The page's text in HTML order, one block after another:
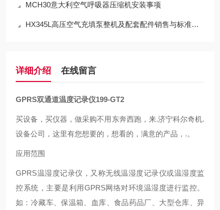
MCH30意大利空气呼吸器压缩机安装事项
HX345L高压空气充填泵整机及配套配件销售与标准化应用技术解析
详细介绍 在线留言
GPRS双通道温度记录仪199-GT2
买设备，买仪器，做采购不用东奔西跑，来.济宁科尔奇机.
设备公司，这里有您想要的，想看的，满意的产品，.。
应用范围
GPRS温湿度记录仪，又称无线温湿度记录仪或温湿度监
控系统，主要是利用GPRS网络对环境温湿度进行监控。
如：冷藏车、保温箱、血库、食品药品厂、大型仓库、异